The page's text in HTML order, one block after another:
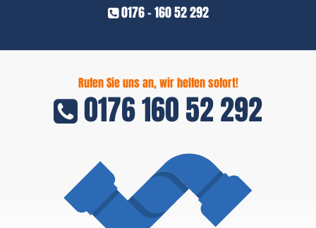
0176 - 160 52 292
Rufen Sie uns an, wir helfen sofort!
0176 160 52 292